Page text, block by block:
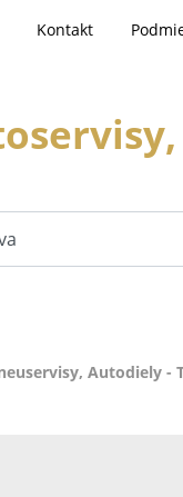
Kontakt
Autodiely -